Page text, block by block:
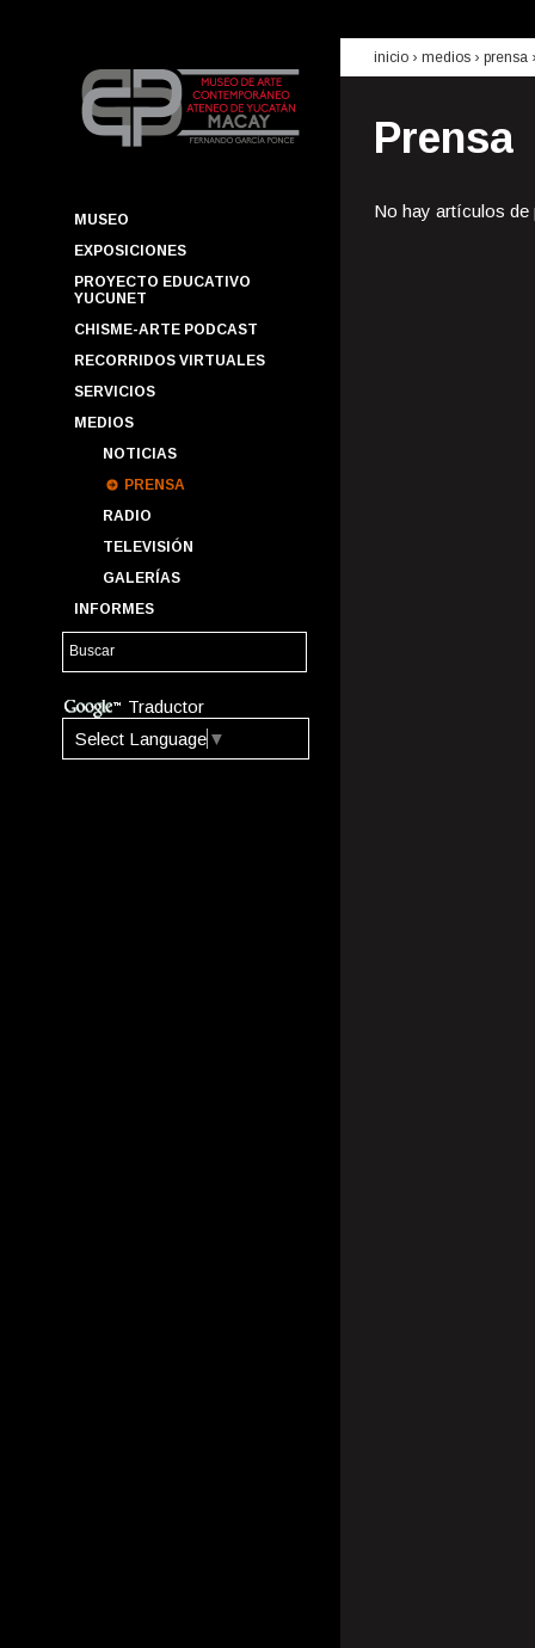
MUSEO
EXPOSICIONES
PROYECTO EDUCATIVO
YUCUNET
CHISME-ARTE PODCAST
RECORRIDOS VIRTUALES
SERVICIOS
MEDIOS
NOTICIAS
PRENSA
RADIO
TELEVISIÓN
GALERÍAS
INFORMES
Traductor
Select Language ▼
inicio › medios › prensa
Prensa
No hay artículos de